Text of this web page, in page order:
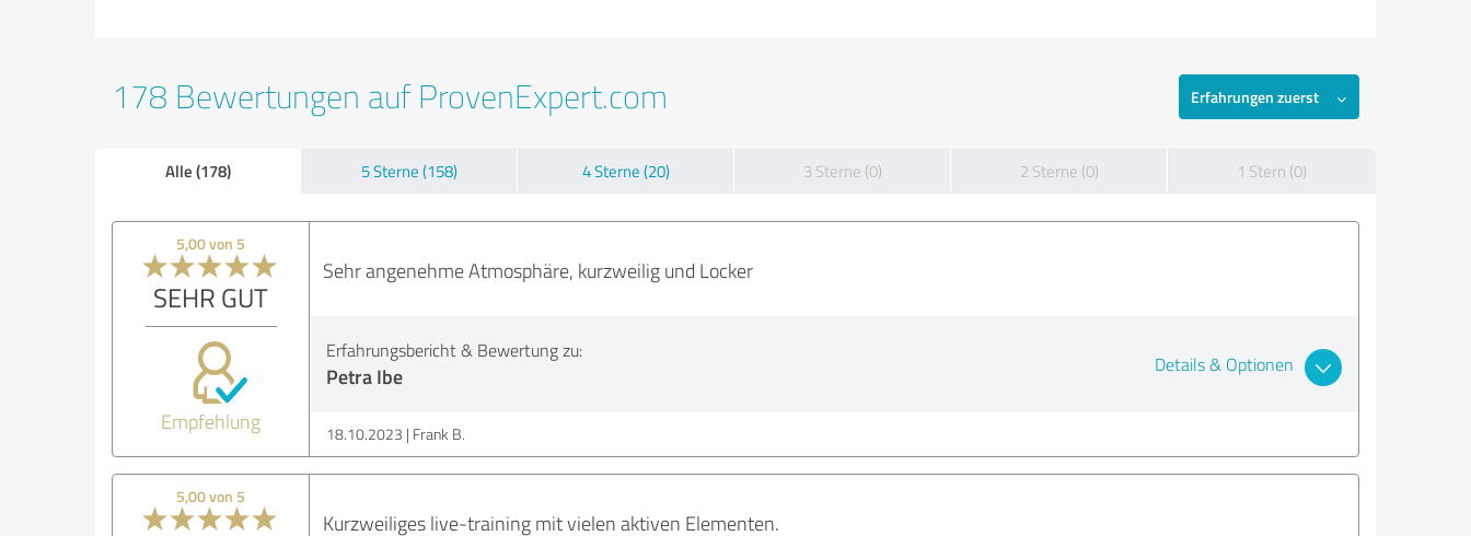
178 Bewertungen auf ProvenExpert.com Erfahrungen zuerst
Alle (178) 5 Sterne (158) 4 Sterne (20) 3 Sterne (0) 2 Sterne (0) 1 Stern (0)
5,00 von 5
SEHR GUT
Empfehlung
Sehr angenehme Atmosphäre, kurzweilig und Locker
Erfahrungsbericht & Bewertung zu:
Petra Ibe Details & Optionen
18.10.2023 Frank B.
5,00 von 5
Kurzweiliges live-training mit vielen aktiven Elementen.